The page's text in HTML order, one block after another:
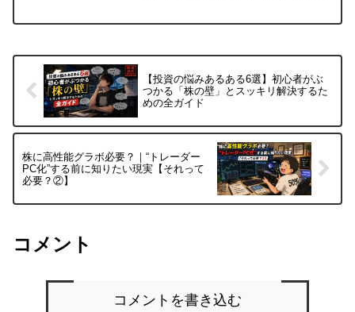
【投資の悩みあるある6選】初心者がぶ
つかる「株の壁」とスッキリ解決するた
めの全ガイド
株に高性能グラボ必要？｜“トレーダー
PC化”する前に知りたい現実【それって
必要？②】
コメント
コメントを書き込む